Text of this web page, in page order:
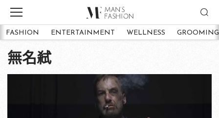
FASHION ENTERTAINMENT WELLNESS GROOMING
無名弒